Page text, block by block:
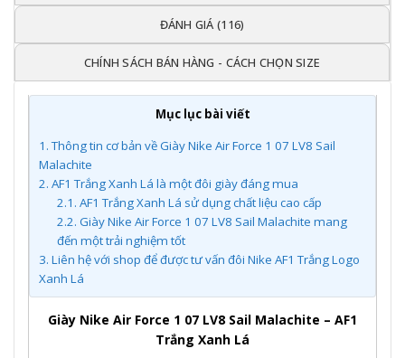
ĐÁNH GIÁ (116)
CHÍNH SÁCH BÁN HÀNG - CÁCH CHỌN SIZE
Mục lục bài viết
1.Thông tin cơ bản về Giày Nike Air Force 1 07 LV8 Sail
Malachite
2. AF1 Trắng Xanh Lá là một đôi giày đáng mua
2.1. AF1 Trắng Xanh Lá sử dụng chất liệu cao cấp
2.2. Giày Nike Air Force 1 07 LV8 Sail Malachite mang
đến một trải nghiệm tốt
3. Liên hệ với shop để được tư vấn đôi Nike AF1 Trắng Logo
Xanh Lá
Giày Nike Air Force 1 07 LV8 Sail Malachite – AF1
Trắng Xanh Lá